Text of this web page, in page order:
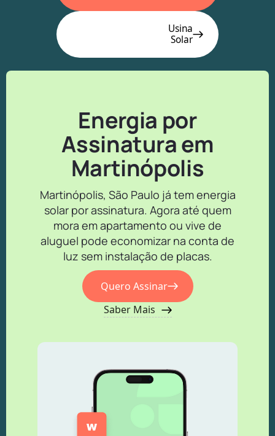
Usina
Solar
Energia por
Assinatura em
Martinópolis
Martinópolis, São Paulo já tem energia
solar por assinatura. Agora até quem
mora em apartamento ou vive de
aluguel pode economizar na conta de
luz sem instalação de placas.
Quero Assinar
Saber Mais